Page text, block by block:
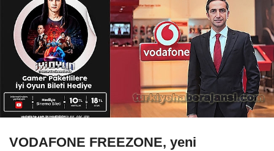
VODAFONE FREEZONE, yeni